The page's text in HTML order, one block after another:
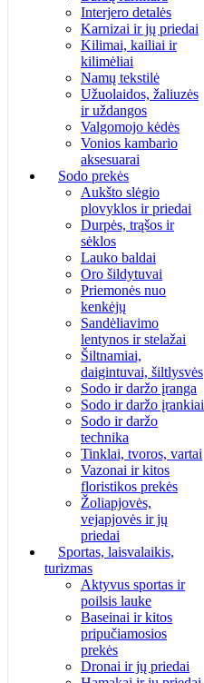
Interjero detalės
Karnizai ir jų priedai
Kilimai, kailiai ir
kilimėliai
Namų tekstilė
Užuolaidos, žaliuzės
ir uždangos
Valgomojo kėdės
Vonios kambario
aksesuarai
Sodo prekės
Aukšto slėgio
plovyklos ir priedai
Durpės, trąšos ir
sėklos
Lauko baldai
Oro šildytuvai
Priemonės nuo
kenkėjų
Sandėliavimo
lentynos ir stelažai
Šiltnamiai,
daigintuvai, šiltlysvės
Sodo ir daržo įranga
Sodo ir daržo įrankiai
Sodo ir daržo
technika
Tinklai, tvoros, vartai
Vazonai ir kitos
floristikos prekės
Žoliapjovės,
vejapjovės ir jų
priedai
Sportas, laisvalaikis,
turizmas
Aktyvus sportas ir
poilsis lauke
Baseinai ir kitos
pripučiamosios
prekės
Dronai ir jų priedai